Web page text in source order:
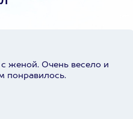
женой. Очень весело и
понравилось.